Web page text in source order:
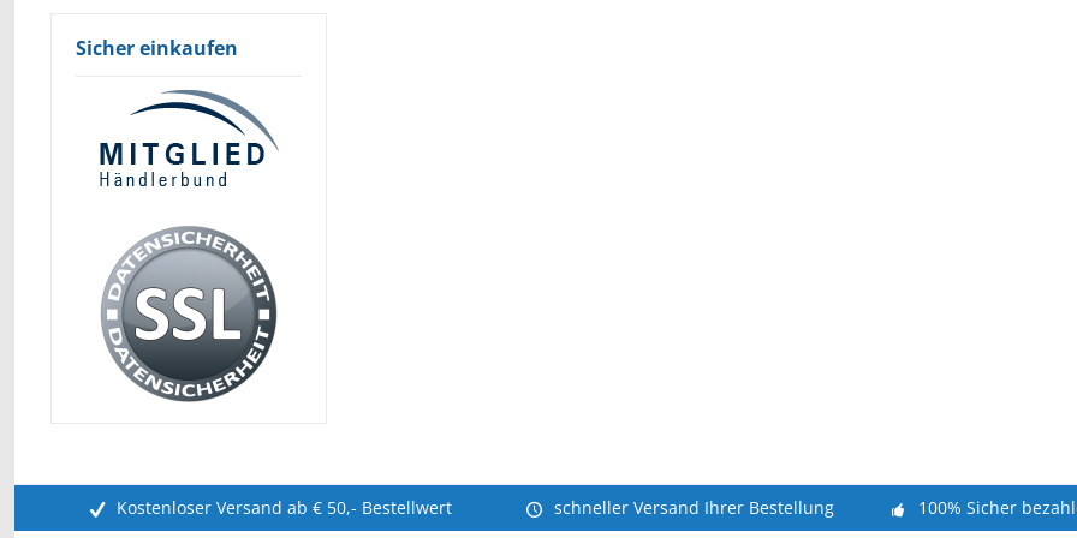
Sicher einkaufen
Kostenloser Versand ab € 50,- Bestellwert schneller Versand Ihrer Bestellung 100% Sicher